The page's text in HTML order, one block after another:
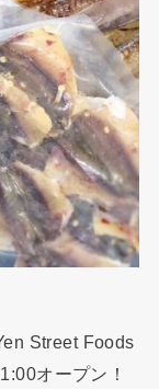
Street Foods
オープン！